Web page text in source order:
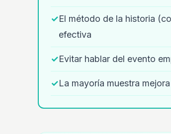
✓El método de la historia
efectiva
✓Evitar hablar del evento
✓La mayoría muestra